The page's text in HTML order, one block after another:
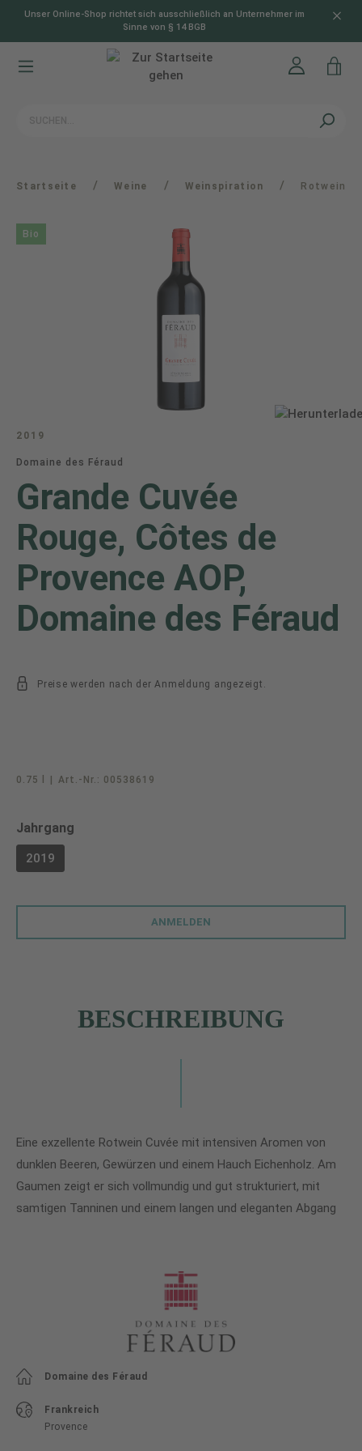
springen
Unser Online-Shop richtet sich ausschließlich an Unternehmer im
Sinne von § 14 BGB
Startseite / Weine / Weinspiration / Rotwein
Bio
2019
Domaine des Féraud
Grande Cuvée
Rouge, Côtes de
Provence AOP,
Domaine des Féraud
Preise werden nach der Anmeldung angezeigt.
0.75 l Art.-Nr.: 00538619
Jahrgang
2019
ANMELDEN
BESCHREIBUNG
Eine exzellente Rotwein Cuvée mit intensiven Aromen von
dunklen Beeren, Gewürzen und einem Hauch Eichenholz. Am
Gaumen zeigt er sich vollmundig und gut strukturiert, mit
samtigen Tanninen und einem langen und eleganten Abgang
Domaine des Féraud
Frankreich
Provence